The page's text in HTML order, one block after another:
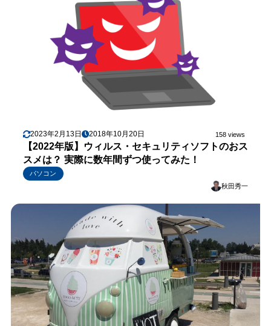
2023年2月13日 2018年10月20日 158 views
【2022年版】ウィルス・セキュリティソフトのおス
スメは？ 実際に数年間ずつ使ってみた！
パソコン
秋田秀一